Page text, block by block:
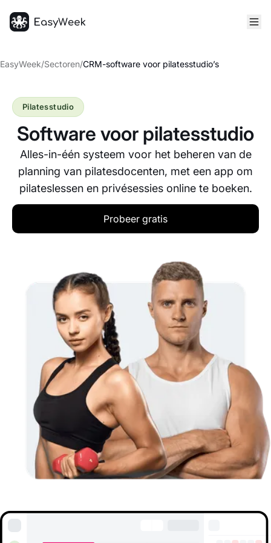
EasyWeek/Sectoren/CRM-software voor pilatesstudio’s
Software voor pilatesstudio
Alles-in-één systeem voor het beheren van de
planning van pilatesdocenten, met een app om
pilateslessen en privésessies online te boeken.
Pilatesstudio
Probeer gratis